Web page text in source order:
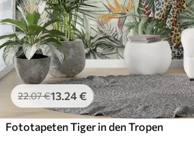
22.07€13.24€
Fototapeten Tiger in den Tropen